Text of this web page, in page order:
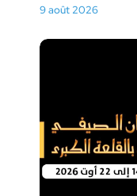
9 août 2026